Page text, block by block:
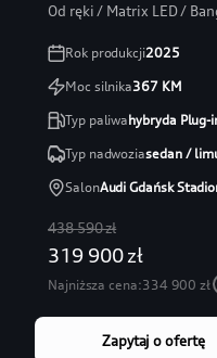
Od ręki / Matrix LED /
Rok produkcji2025
Moc silnika367KM
Typ paliwahybryda Plug-
Typ nadwoziasedan /
SalonAudi Gdańsk
438 590 zł
319 900 zł
Najniższa cena:334 900 zł
Zapytaj o ofertę